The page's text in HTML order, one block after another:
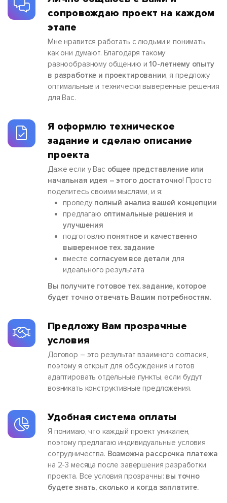
сопровождаю проект на каждом
этапе
Мне нравится работать с людьми и понимать,
как они думают. Благодаря такому
разнообразному общению и10-летнему опыту
в разработке и проектировании, я предложу
оптимальные и технически выверенные решения
для Вас.
Я оформлю техническое
задание и сделаю описание
проекта
Даже если у Вас общее представление или
начальная идея – этого достаточно! Просто
поделитесь своими мыслями, и я:
проведу полный анализ вашей концепции
предлагаю оптимальные решения и
улучшения
подготовлю понятное и качественно
выверенное тех. задание
вместе согласуем все детали для
идеального результата
Вы получите готовое тех. задание, которое
будет точно отвечать Вашим потребностям.
Предложу Вам прозрачные
условия
Договор – это результат взаимного согласия,
поэтому я открыт для обсуждения и готов
адаптировать отдельные пункты, если будут
возникать конструктивные предложения.
Удобная система оплаты
Я понимаю, что каждый проект уникален,
поэтому предлагаю индивидуальные условия
сотрудничества. Возможна рассрочка платежа
на 2-3 месяца после завершения разработки
проекта. Все условия прозрачны: вы точно
будете знать, сколько и когда заплатите.